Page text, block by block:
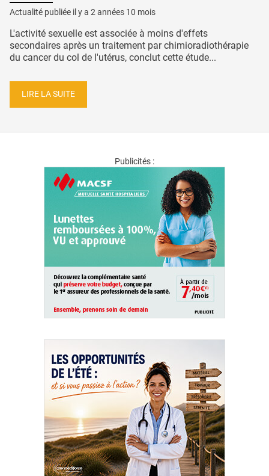
Actualité publiée il y a 2 années 10 mois
L'activité sexuelle est associée à moins d'effets
secondaires après un traitement par chimioradiothérapie
du cancer du col de l'utérus, conclut cette étude...
LIRE LA SUITE
Publicités :